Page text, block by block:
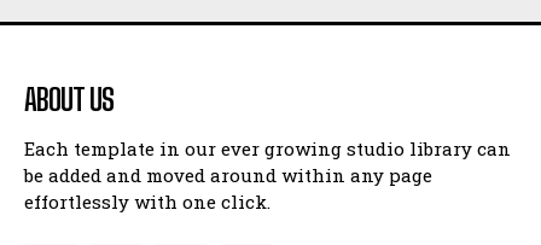
ABOUT US
Each template in our ever growing studio library can
be added and moved around within any page
effortlessly with one click.